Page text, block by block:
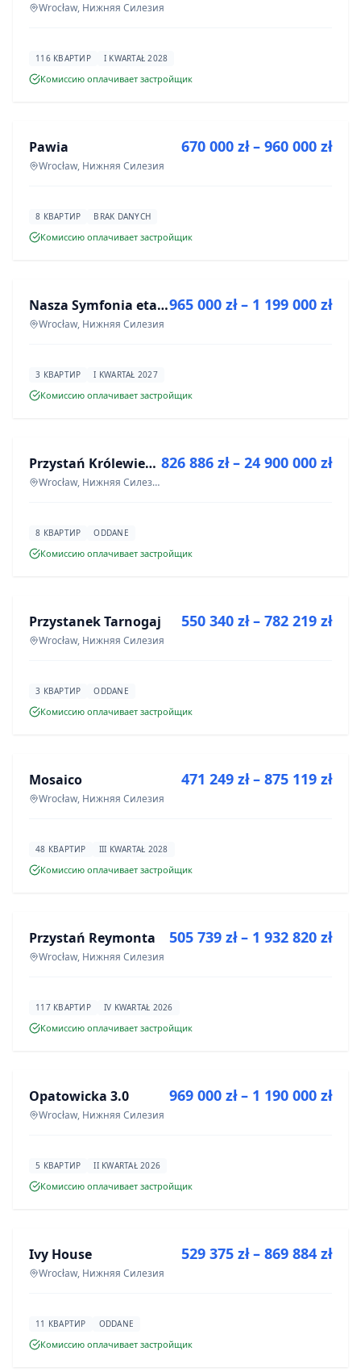
Wrocław, Нижняя Силезия
116 КВАРТИР I KWARTAŁ 2028
Комиссию оплачивает застройщик
ИНВЕСТИЦИЯ
Pawia
Wrocław, Нижняя Силезия
670 000 zł – 960 000 zł
8 КВАРТИР BRAK DANYCH
Комиссию оплачивает застройщик
ИНВЕСТИЦИЯ Nasza Symfonia etap III
Wrocław, Нижняя Силезия
965 000 zł – 1 199 000 zł
3 КВАРТИР I KWARTAŁ 2027
Комиссию оплачивает застройщик
ИНВЕСТИЦИЯ Przystań Królewiecka III- lokale usługowe
Wrocław, Нижняя Силезия
826 886 zł – 24 900 000 zł
8 КВАРТИР ODDANE
Комиссию оплачивает застройщик
ИНВЕСТИЦИЯ
Przystanek Tarnogaj
Wrocław, Нижняя Силезия
550 340 zł – 782 219 zł
3 КВАРТИР ODDANE
Комиссию оплачивает застройщик
ИНВЕСТИЦИЯ
Mosaico
Wrocław, Нижняя Силезия
471 249 zł – 875 119 zł
48 КВАРТИР III KWARTAŁ 2028
Комиссию оплачивает застройщик
ИНВЕСТИЦИЯ
Przystań Reymonta
Wrocław, Нижняя Силезия
505 739 zł – 1 932 820 zł
117 КВАРТИР IV KWARTAŁ 2026
Комиссию оплачивает застройщик
ИНВЕСТИЦИЯ
Opatowicka 3.0
Wrocław, Нижняя Силезия
969 000 zł – 1 190 000 zł
5 КВАРТИР II KWARTAŁ 2026
Комиссию оплачивает застройщик
ИНВЕСТИЦИЯ
Ivy House
Wrocław, Нижняя Силезия
529 375 zł – 869 884 zł
11 КВАРТИР ODDANE
Комиссию оплачивает застройщик